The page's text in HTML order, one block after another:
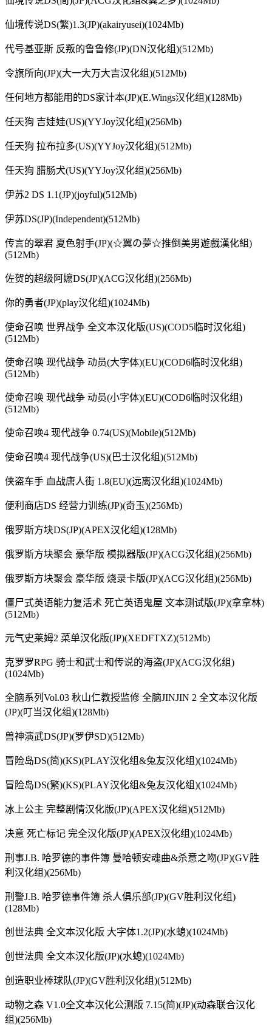
仙境传说DS(繁)1.3(JP)(akairyusei)(1024Mb)
代号基亚斯 反叛的鲁鲁修(JP)(DN汉化组)(512Mb)
令旗所向(JP)(大一大万大吉汉化组)(512Mb)
任何地方都能用的DS家计本(JP)(E.Wings汉化组)(128Mb)
任天狗 吉娃娃(US)(YYJoy汉化组)(256Mb)
任天狗 拉布拉多(US)(YYJoy汉化组)(512Mb)
任天狗 腊肠犬(US)(YYJoy汉化组)(256Mb)
伊苏2 DS 1.1(JP)(joyful)(512Mb)
伊苏DS(JP)(Independent)(512Mb)
传言的翠君 夏色射手(JP)(☆翼の夢☆推倒美男遊戲漢化組)
(512Mb)
佐贺的超级阿嬷DS(JP)(ACG汉化组)(256Mb)
你的勇者(JP)(play汉化组)(1024Mb)
使命召唤 世界战争 全文本汉化版(US)(COD5临时汉化组)
(512Mb)
使命召唤 现代战争 动员(大字体)(EU)(COD6临时汉化组)
(512Mb)
使命召唤 现代战争 动员(小字体)(EU)(COD6临时汉化组)
(512Mb)
使命召唤4 现代战争 0.74(US)(Mobile)(512Mb)
使命召唤4 现代战争(US)(巴士汉化组)(512Mb)
侠盗车手 血战唐人街 1.8(EU)(远离汉化组)(1024Mb)
便利商店DS 经营力训练(JP)(奇玉)(256Mb)
俄罗斯方块DS(JP)(APEX汉化组)(128Mb)
俄罗斯方块聚会 豪华版 模拟器版(JP)(ACG汉化组)(256Mb)
俄罗斯方块聚会 豪华版 烧录卡版(JP)(ACG汉化组)(256Mb)
僵尸式英语能力复活术 死亡英语鬼屋 文本测试版(JP)(拿拿林)
(512Mb)
元气史莱姆2 菜单汉化版(JP)(XEDFTXZ)(512Mb)
克罗罗RPG 骑士和武士和传说的海盗(JP)(ACG汉化组)
(1024Mb)
全脑系列Vol.03 秋山仁教授监修 全脑JINJIN 2 全文本汉化版
(JP)(叮当汉化组)(128Mb)
兽神演武DS(JP)(罗伊SD)(512Mb)
冒险岛DS(简)(KS)(PLAY汉化组&兔友汉化组)(1024Mb)
冒险岛DS(繁)(KS)(PLAY汉化组&兔友汉化组)(1024Mb)
冰上公主 完整剧情汉化版(JP)(APEX汉化组)(512Mb)
决意 死亡标记 完全汉化版(JP)(APEX汉化组)(1024Mb)
刑事J.B. 哈罗德的事件簿 曼哈顿安魂曲&杀意之吻(JP)(GV胜
利汉化组)(256Mb)
刑警J.B. 哈罗德事件簿 杀人俱乐部(JP)(GV胜利汉化组)
(128Mb)
创世法典 全文本汉化版 大字体1.2(JP)(水螅)(1024Mb)
创世法典 全文本汉化版(JP)(水螅)(1024Mb)
创造职业棒球队(JP)(GV胜利汉化组)(512Mb)
动物之森 V1.0全文本汉化公测版 7.15(简)(JP)(动森联合汉化
组)(256Mb)